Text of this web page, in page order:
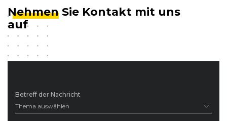
Betreff der Nachricht
Thema auswählen
Nehmen Sie Kontakt mit uns
auf